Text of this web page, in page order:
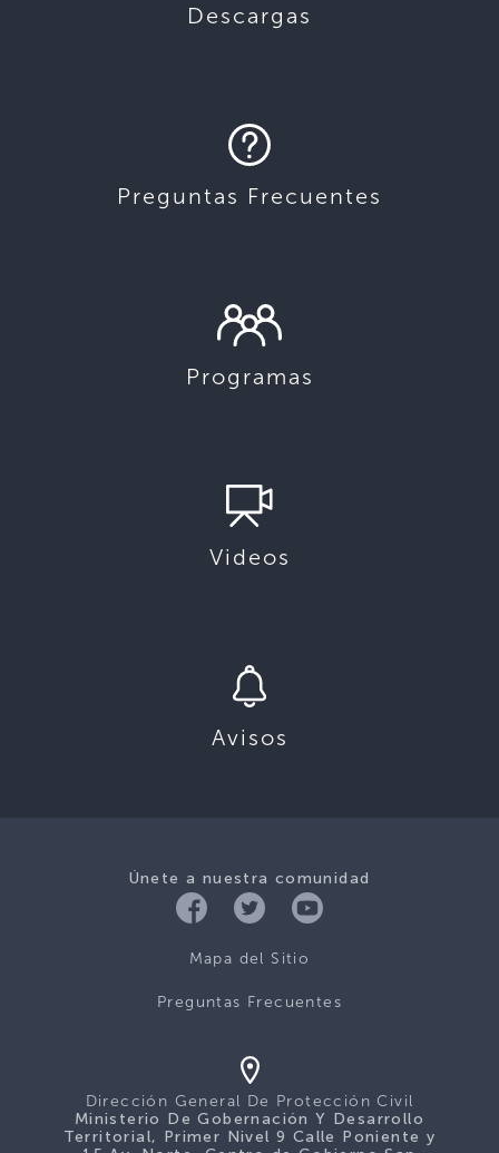
Descargas
Preguntas Frecuentes
Programas
Videos
Avisos
Únete a nuestra comunidad
Mapa del Sitio
Preguntas Frecuentes
Dirección General De Protección Civil
Ministerio De Gobernación Y Desarrollo
Territorial, Primer Nivel 9 Calle Poniente y